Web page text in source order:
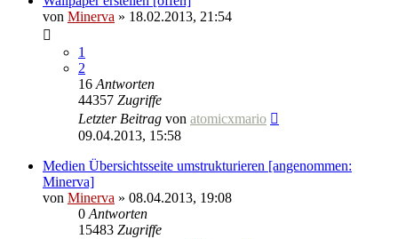
von Minerva » 18.02.2013, 21:54
1
2
16 Antworten
44357 Zugriffe
Letzter Beitrag von atomicxmario
09.04.2013, 15:58
Medien Übersichtsseite umstrukturieren [angenommen:
Minerva]
von Minerva » 08.04.2013, 19:08
0 Antworten
15483 Zugriffe